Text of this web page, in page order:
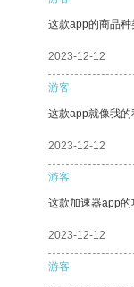
这款app的商品种
2023-12-12
游客
这款app就像我的
2023-12-12
游客
这款加速器app的
2023-12-12
游客